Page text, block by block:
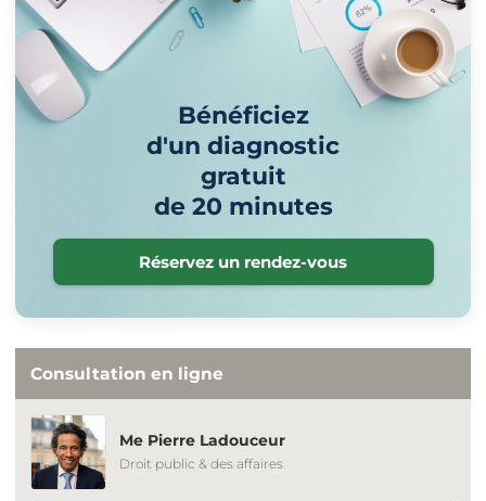
Bénéficiez
d'un diagnostic
gratuit
de 20 minutes
Réservez un rendez-vous
Consultation en ligne
Me Pierre Ladouceur
Droit public & des affaires